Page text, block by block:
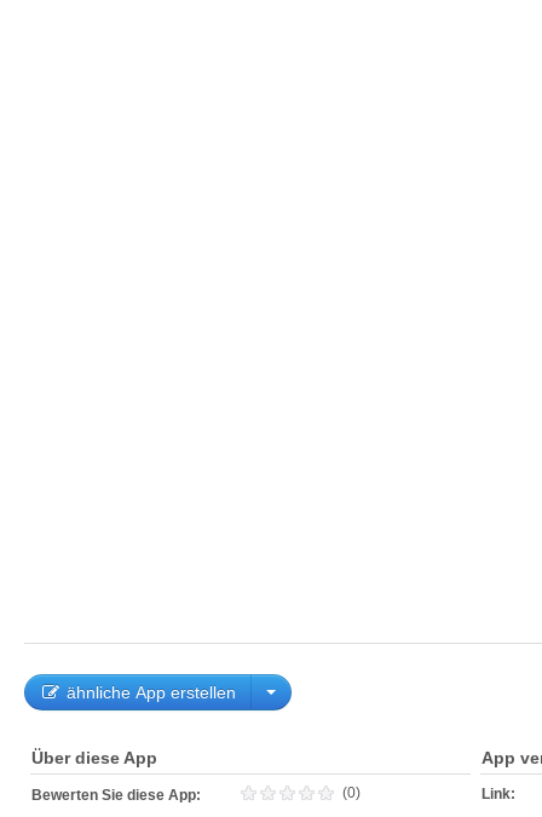
ähnliche App erstellen
Über diese App
Bewerten Sie diese App: (0)
App
Link: